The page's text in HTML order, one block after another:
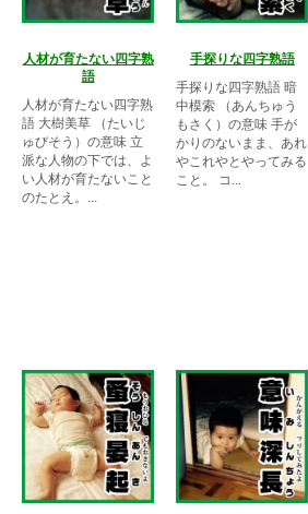
人材が育たない四字熟
語
人材が育たない四字熟
語 大樹美草 （たいじ
ゅびそう）の意味 立
派な人物の下では、よ
い人材が育たないこと
のたとえ。...
手探りな四字熟語
手探りな四字熟語 暗
中模索 （あんちゅう
もさく）の意味 手が
かりのないまま、あれ
やこれやとやってみる
こと。 コ...